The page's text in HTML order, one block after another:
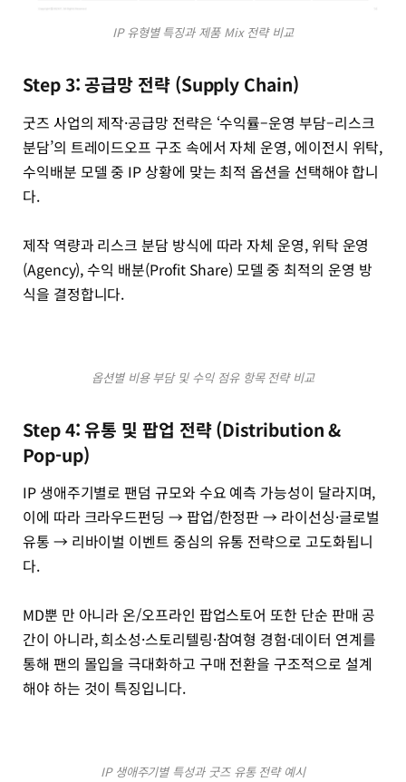
IP 유형별 특징과 제품 Mix 전략 비교
Step 3: 공급망 전략 (Supply Chain)
굿즈 사업의 제작·공급망 전략은 ‘수익률–운영 부담–리스크
분담’의 트레이드오프 구조 속에서 자체 운영, 에이전시 위탁,
수익배분 모델 중 IP 상황에 맞는 최적 옵션을 선택해야 합니
다.
제작 역량과 리스크 분담 방식에 따라 자체 운영, 위탁 운영
(Agency), 수익 배분(Profit Share) 모델 중 최적의 운영 방
식을 결정합니다.
옵션별 비용 부담 및 수익 점유 항목 전략 비교
Step 4: 유통 및 팝업 전략 (Distribution &
Pop-up)
IP 생애주기별로 팬덤 규모와 수요 예측 가능성이 달라지며,
이에 따라 크라우드펀딩 → 팝업/한정판 → 라이선싱·글로벌
유통 → 리바이벌 이벤트 중심의 유통 전략으로 고도화됩니
다.
MD뿐 만 아니라 온/오프라인 팝업스토어 또한 단순 판매 공
간이 아니라, 희소성·스토리텔링·참여형 경험·데이터 연계를
통해 팬의 몰입을 극대화하고 구매 전환을 구조적으로 설계
해야 하는 것이 특징입니다.
IP 생애주기별 특성과 굿즈 유통 전략 예시